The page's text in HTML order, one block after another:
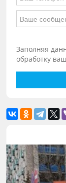
Заполняя
обработку